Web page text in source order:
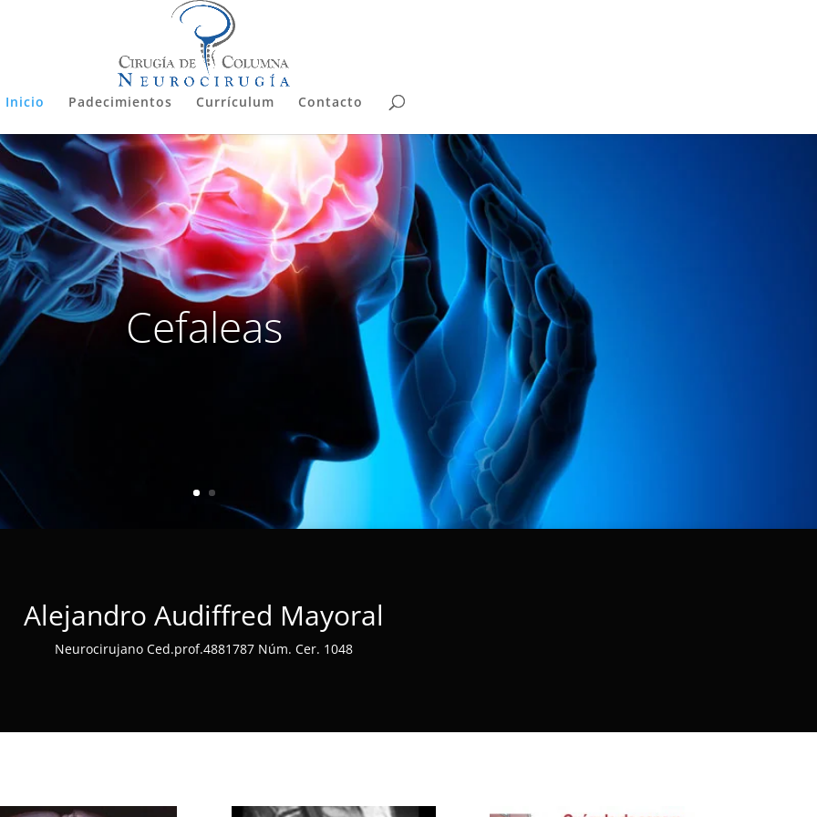
Inicio Padecimientos Currículum Contacto
Cefaleas
Alejandro Audiffred Mayoral
Neurocirujano Ced.prof.4881787 Núm. Cer. 1048